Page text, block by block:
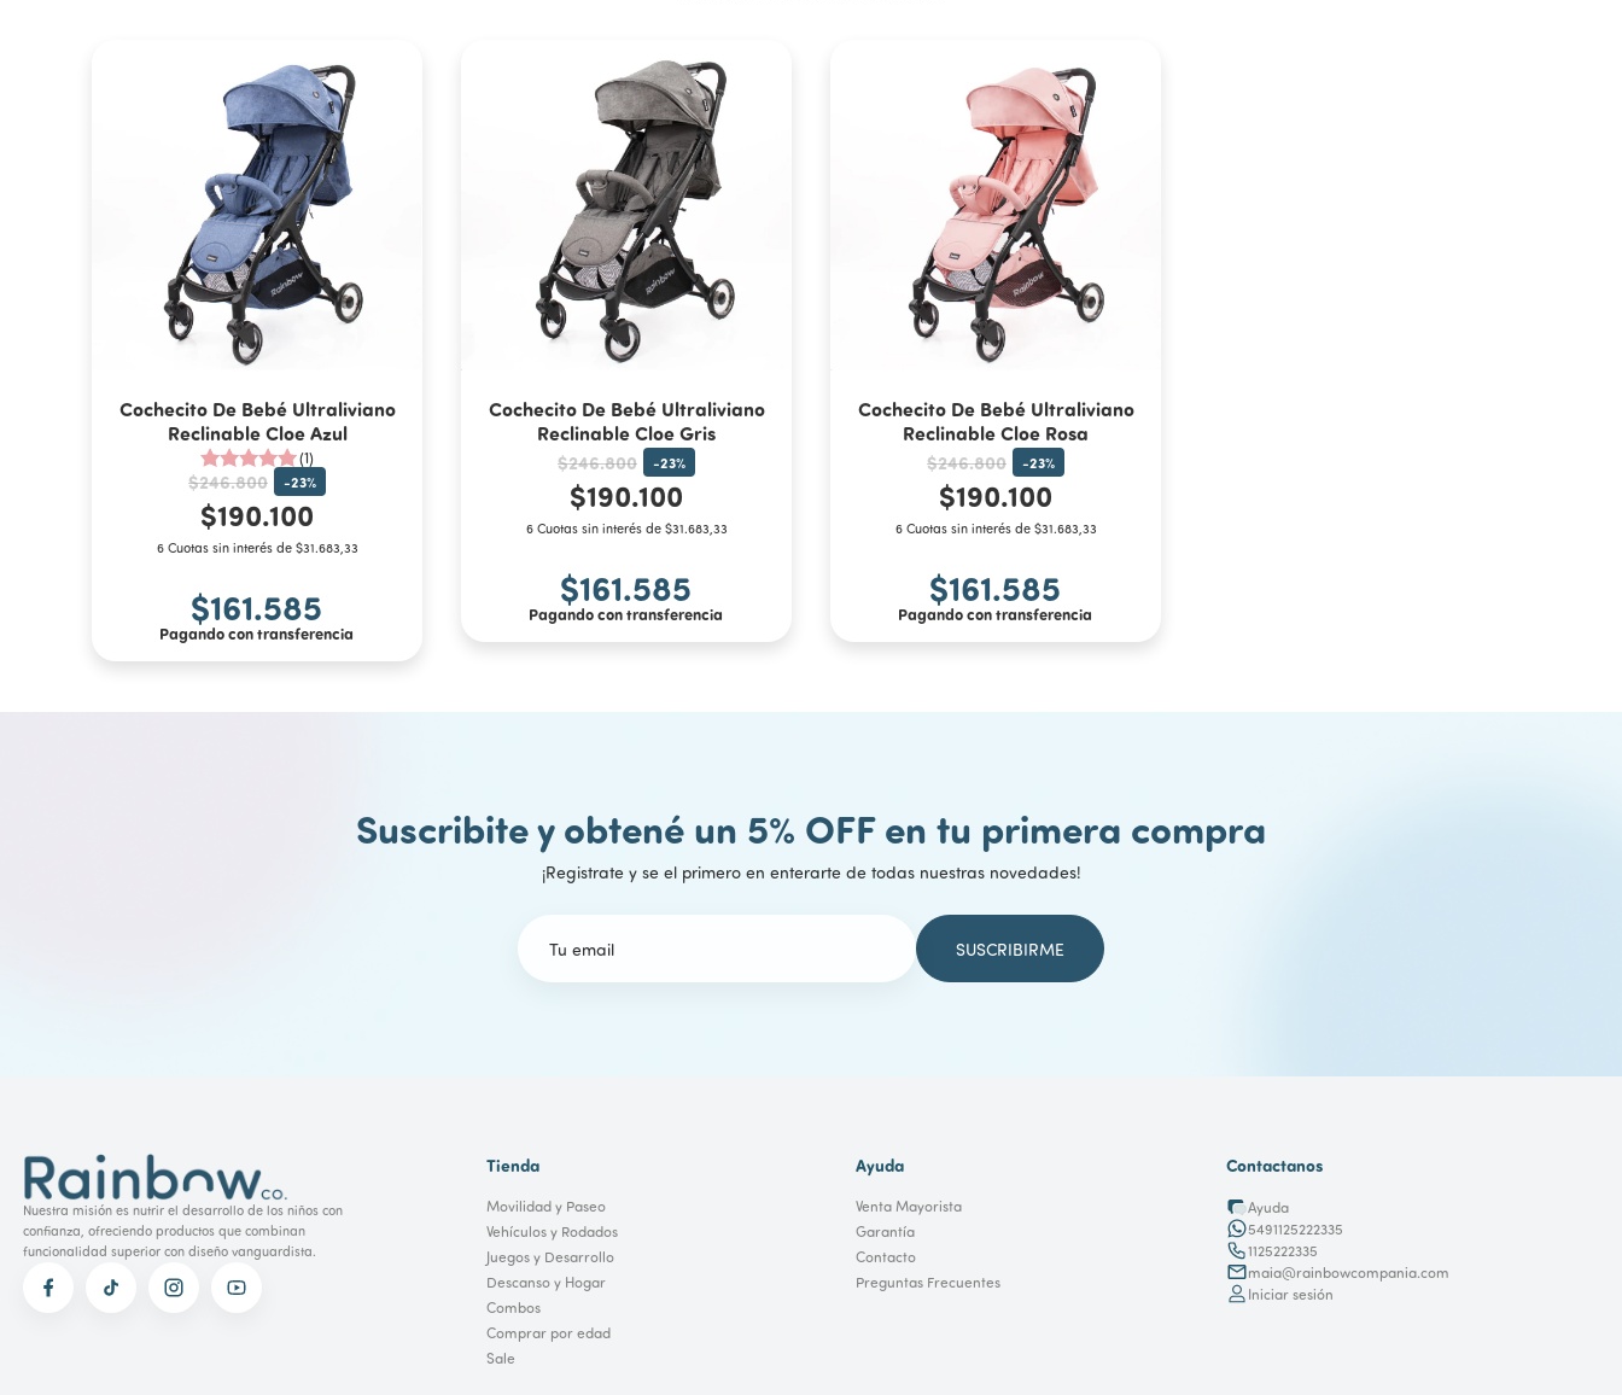
Cochecito De Bebé Ultraliviano
Reclinable Cloe Azul
(1)
$246.800 -23%
$190.100
6 Cuotas sin interés de $31.683,33
$161.585
Pagando con transferencia
Cochecito De Bebé Ultraliviano
Reclinable Cloe Gris
$246.800 -23%
$190.100
6 Cuotas sin interés de $31.683,33
$161.585
Pagando con transferencia
Cochecito De Bebé Ultraliviano
Reclinable Cloe Rosa
$246.800 -23%
$190.100
6 Cuotas sin interés de $31.683,33
$161.585
Pagando con transferencia
Suscribite y obtené un 5% OFF en tu primera compra
¡Registrate y se el primero en enterarte de todas nuestras novedades!
Nuestra misión es nutrir el desarrollo de los niños con
confianza, ofreciendo productos que combinan
funcionalidad superior con diseño vanguardista.
Tienda
Movilidad y Paseo
Vehículos y Rodados
Juegos y Desarrollo
Descanso y Hogar
Combos
Comprar por edad
Sale
Ayuda
Venta Mayorista
Garantía
Contacto
Preguntas Frecuentes
Contactanos
Ayuda
5491125222335
1125222335
maia@rainbowcompania.com
Iniciar sesión